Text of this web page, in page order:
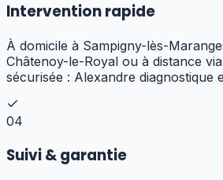
Intervention rapide
À domicile à Sampigny-lès-
Châtenoy-le-Royal ou à distance
sécurisée : Alexandre diagnostique
04
Suivi & garantie